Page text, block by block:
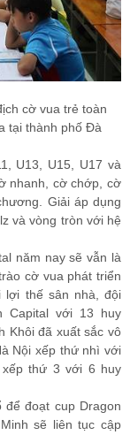
cờ vua trẻ toàn
tại thành phố Đà
U13, U15, U17 và
nhanh, cờ chớp, cờ
Giải áp dụng
và vòng tròn với hệ
năm nay sẽ vẫn là
cờ vua phát triển
lợi thế sân nhà, đội
Capital với 13 huy
Khôi đã xuất sắc vô
Nội xếp thứ nhì với
xếp thứ 3 với 6 huy
để đoạt cup Dragon
sẽ liên tục cập